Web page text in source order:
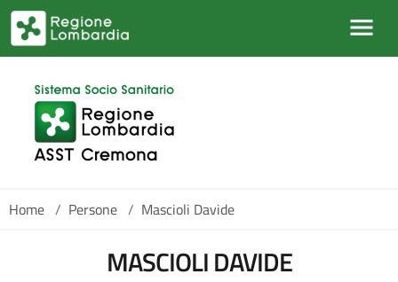
Salta al contenuto principale
Home / Persone / Mascioli Davide
MASCIOLI DAVIDE